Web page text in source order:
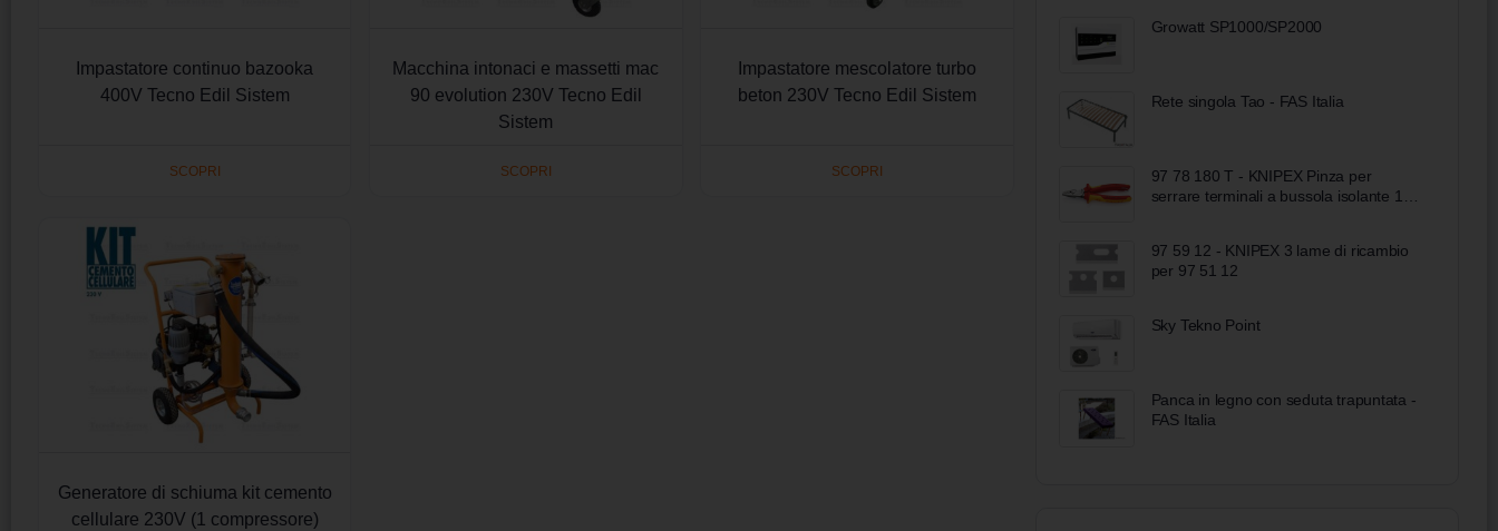
Impastatore continuo bazooka
400V Tecno Edil Sistem
SCOPRI
Macchina intonaci e massetti mac
90 evolution 230V Tecno Edil
Sistem
SCOPRI
Impastatore mescolatore turbo
beton 230V Tecno Edil Sistem
SCOPRI
Generatore di schiuma kit cemento
cellulare 230V (1 compressore)
Growatt SP1000/SP2000
Rete singola Tao - FAS Italia
97 78 180 T - KNIPEX Pinza per
serrare terminali a bussola isolante 180
97 59 12 - KNIPEX 3 lame di ricambio
per 97 51 12
Sky Tekno Point
Panca in legno con seduta trapuntata -
FAS Italia